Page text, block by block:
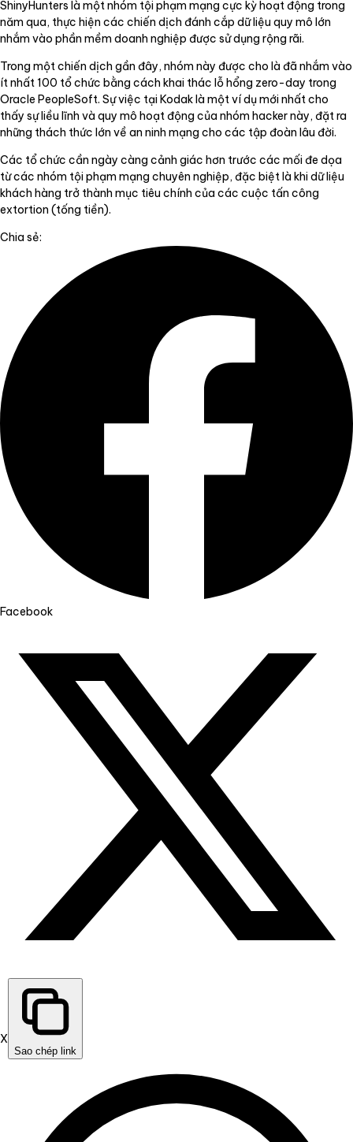
ShinyHunters là một nhóm tội phạm mạng cực kỳ hoạt động trong
năm qua, thực hiện các chiến dịch đánh cắp dữ liệu quy mô lớn
nhắm vào phần mềm doanh nghiệp được sử dụng rộng rãi.
Trong một chiến dịch gần đây, nhóm này được cho là đã nhắm vào
ít nhất 100 tổ chức bằng cách khai thác lỗ hổng zero-day trong
Oracle PeopleSoft. Sự việc tại Kodak là một ví dụ mới nhất cho
thấy sự liều lĩnh và quy mô hoạt động của nhóm hacker này, đặt ra
những thách thức lớn về an ninh mạng cho các tập đoàn lâu đời.
Các tổ chức cần ngày càng cảnh giác hơn trước các mối đe dọa
từ các nhóm tội phạm mạng chuyên nghiệp, đặc biệt là khi dữ liệu
khách hàng trở thành mục tiêu chính của các cuộc tấn công
extortion (tống tiền).
Chia sẻ:
Facebook
X
Sao chép link